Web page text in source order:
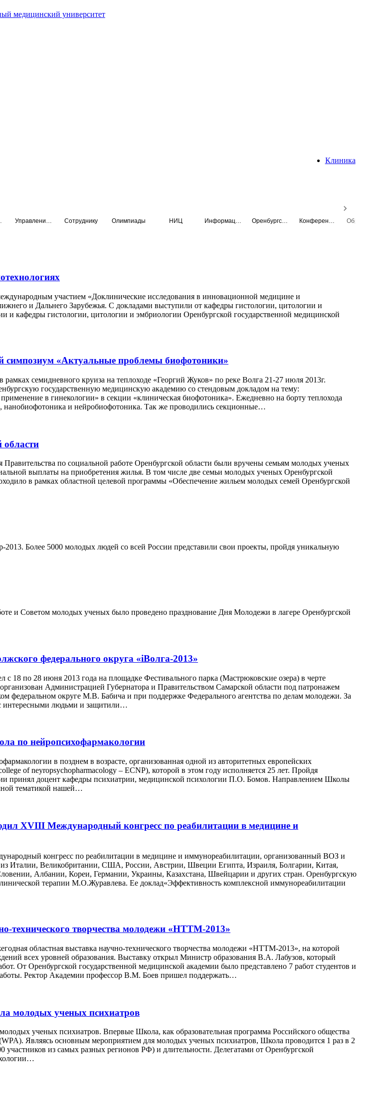
медицинский университет
Клиника
Сотруднику Олимпиады НИЦ
участием «Доклинические исследования в инновационной медицине и
и Дальнего Зарубежья. С докладами выступили от кафедры гистологии, цитологии и
и кафедры гистологии, цитологии и эмбриологии Оренбургской государственной медицинской
симпозиум «Актуальные проблемы биофотоники»
семидневного круиза на теплоходе «Георгий Жуков» по реке Волга 21-27 июля 2013г.
государственную медицинскую академию со стендовым докладом на тему:
в гинекологии» в секции «клиническая биофотоника». Ежедневно на борту теплохода
нанобиофотоника и нейробиофотоника. Так же проводились секционные…
по социальной работе Оренбургской области были вручены семьям молодых ученых
выплаты на приобретения жилья. В том числе две семьи молодых ученых Оренбургской
в рамках областной целевой программы «Обеспечение жильем молодых семей Оренбургской
Более 5000 молодых людей со всей России представили свои проекты, пройдя уникальную
и Советом молодых ученых было проведено празднование Дня Молодежи в лагере Оренбургской
федерального округа «iВолга-2013»
по 28 июня 2013 года на площадке Фестивального парка (Мастрюковские озера) в черте
Администрацией Губернатора и Правительством Самарской области под патронажем
федеральном округе М.В. Бабича и при поддержке Федерального агентства по делам молодежи. За
с интересными людьми и защитили…
по нейропсихофармакологии
в позднем в возрасте, организованная одной из авторитетных европейских
of neyropsychopharmacology – ECNP), которой в этом году исполняется 25 лет. Пройдя
принял доцент кафедры психиатрии, медицинской психологии П.О. Бомов. Направлением Школы
тематикой нашей…
XVIII Международный конгресс по реабилитации в медицине и
конгресс по реабилитации в медицине и иммунореабилитации, организованный ВОЗ и
Италии, Великобритании, США, России, Австрии, Швеции Египта, Израиля, Болгарии, Китая,
Албании, Кореи, Германии, Украины, Казахстана, Швейцарии и других стран. Оренбургскую
терапии М.О.Журавлева. Ее доклад«Эффективность комплексной иммунореабилитации
технического творчества молодежи «НТТМ-2013»
областная выставка научно-технического творчества молодежи «НТТМ-2013», на которой
всех уровней образования. Выставку открыл Министр образования В.А. Лабузов, который
От Оренбургской государственной медицинской академии было представлено 7 работ студентов и
Ректор Академии профессор В.М. Боев пришел поддержать…
молодых ученых психиатров
ученых психиатров. Впервые Школа, как образовательная программа Российского общества
Являясь основным мероприятием для молодых ученых психиатров, Школа проводится 1 раз в 2
участников из самых разных регионов РФ) и длительности. Делегатами от Оренбургской